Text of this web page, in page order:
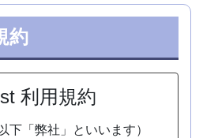
約
利用規約
下「弊社」といいます）